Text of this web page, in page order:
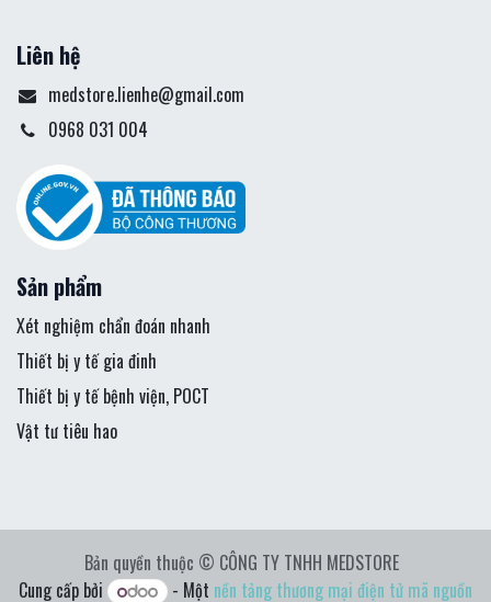
Liên hệ
medstore.lienhe@gmail.com
0968 031 004
Sản phẩm
Xét nghiệm chẩn đoán nhanh
Thiết bị y tế gia đinh
Thiết bị y tế bệnh viện, POCT
Vật tư tiêu hao
Bản quyền thuộc © CÔNG TY TNHH MEDSTORE
Cung cấp bởi
- Một nền tảng thương mại điện tử mã nguồn